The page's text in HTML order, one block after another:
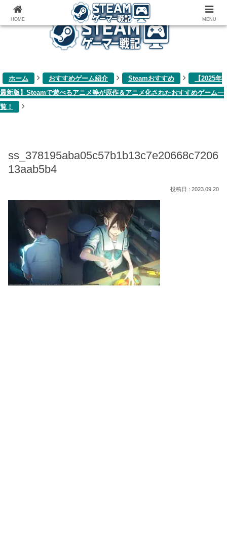
ゲーム関連雑記ブログ
ホーム おすすめゲーム紹介 Steamおすすめ
【2025年
最新版】Steamで遊べるアニメ等が原作＆アニメ化されたおすすめゲーム一
覧！
ss_378195aba05c57b1b13c7e20668c7206
13aab5b4
2023.09.20
HOME MENU